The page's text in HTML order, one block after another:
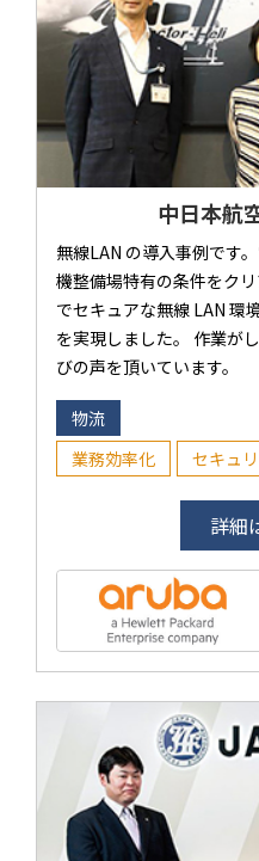
中日本航
無線LAN の導入事例です
機整備場特有の条件をク
でセキュアな無線 LAN 環
を実現しました。 作業が
びの声を頂いています。
物流
業務効率化
セキュ
詳細